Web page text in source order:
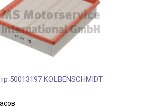
50013197 KOLBENSCHMIDT